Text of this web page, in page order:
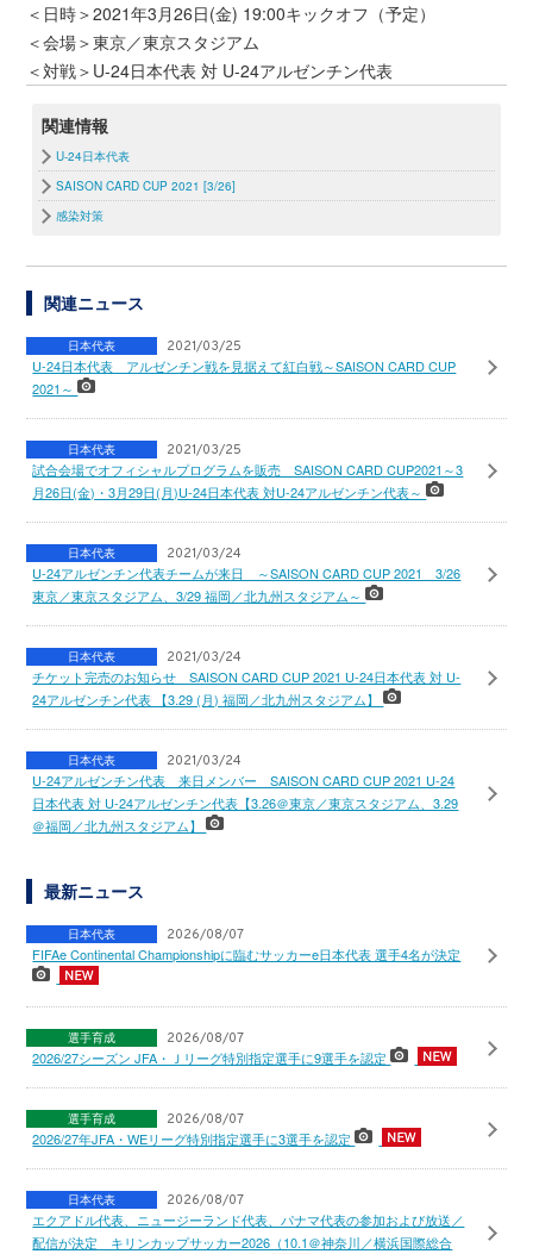
＜日時＞2021年3月26日(金) 19:00キックオフ（予定）
＜会場＞東京／東京スタジアム
＜対戦＞U-24日本代表 対 U-24アルゼンチン代表
関連情報
U-24日本代表
SAISON CARD CUP 2021 [3/26]
感染対策
関連ニュース
日本代表 2021/03/25
U-24日本代表 アルゼンチン戦を見据えて紅白戦～SAISON CARD CUP
2021～
日本代表 2021/03/25
試合会場でオフィシャルプログラムを販売 SAISON CARD CUP2021～3
月26日(金)・3月29日(月)U-24日本代表 対U-24アルゼンチン代表～
日本代表 2021/03/24
U-24アルゼンチン代表チームが来日 ～SAISON CARD CUP 2021 3/26
東京／東京スタジアム、3/29 福岡／北九州スタジアム～
日本代表 2021/03/24
チケット完売のお知らせ SAISON CARD CUP 2021 U-24日本代表 対 U-
24アルゼンチン代表 【3.29 (月) 福岡／北九州スタジアム】
日本代表 2021/03/24
U-24アルゼンチン代表 来日メンバー SAISON CARD CUP 2021 U-24
日本代表 対 U-24アルゼンチン代表【3.26＠東京／東京スタジアム、3.29
＠福岡／北九州スタジアム】
最新ニュース
日本代表 2026/08/07
FIFAe Continental Championshipに臨むサッカーe日本代表 選手4名が決定
選手育成 2026/08/07
2026/27シーズン JFA・Ｊリーグ特別指定選手に9選手を認定
選手育成 2026/08/07
2026/27年JFA・WEリーグ特別指定選手に3選手を認定
日本代表 2026/08/07
エクアドル代表、ニュージーランド代表、パナマ代表の参加および放送／
配信が決定 キリンカップサッカー2026（10.1＠神奈川／横浜国際総合